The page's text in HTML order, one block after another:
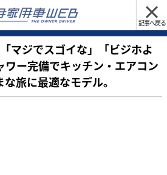
記事へ戻る
マジでスゴイな」「ビジホよ
ワー完備でキッチン・エアコン
旅に最適なモデル。